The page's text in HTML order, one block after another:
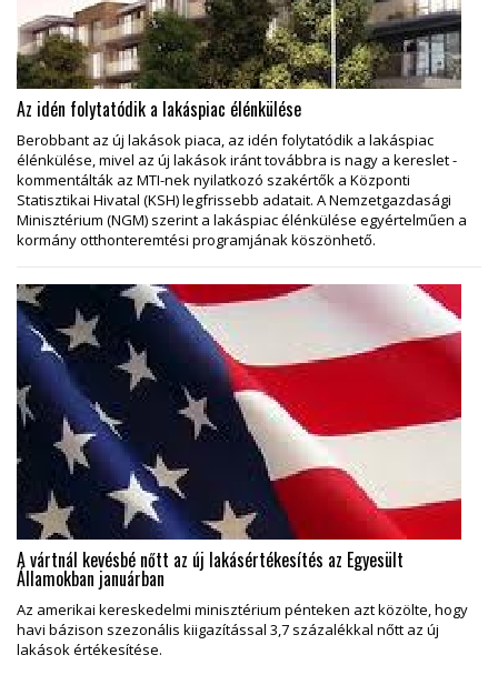
Az idén folytatódik a lakáspiac élénkülése
Berobbant az új lakások piaca, az idén folytatódik a lakáspiac
élénkülése, mivel az új lakások iránt továbbra is nagy a kereslet -
kommentálták az MTI-nek nyilatkozó szakértők a Központi
Statisztikai Hivatal (KSH) legfrissebb adatait. A Nemzetgazdasági
Minisztérium (NGM) szerint a lakáspiac élénkülése egyértelműen a
kormány otthonteremtési programjának köszönhető.
A vártnál kevésbé nőtt az új lakásértékesítés az Egyesült
Államokban januárban
Az amerikai kereskedelmi minisztérium pénteken azt közölte, hogy
havi bázison szezonális kiigazítással 3,7 százalékkal nőtt az új
lakások értékesítése.